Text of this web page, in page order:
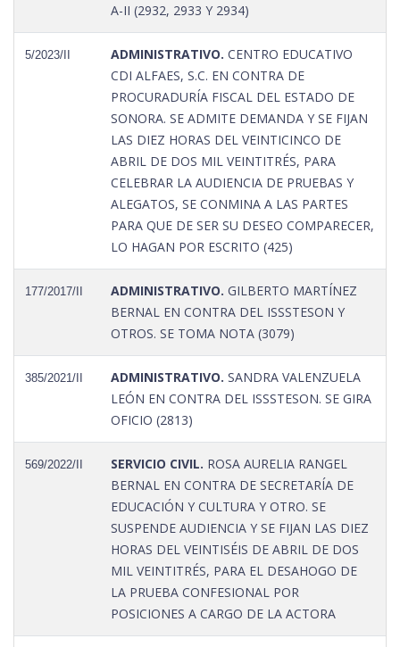
A-II (2932, 2933 Y 2934)
5/2023/II ADMINISTRATIVO. CENTRO EDUCATIVO
CDI ALFAES, S.C. EN CONTRA DE
PROCURADURÍA FISCAL DEL ESTADO DE
SONORA. SE ADMITE DEMANDA Y SE FIJAN
LAS DIEZ HORAS DEL VEINTICINCO DE
ABRIL DE DOS MIL VEINTITRÉS, PARA
CELEBRAR LA AUDIENCIA DE PRUEBAS Y
ALEGATOS, SE CONMINA A LAS PARTES
PARA QUE DE SER SU DESEO COMPARECER,
LO HAGAN POR ESCRITO (425)
177/2017/II ADMINISTRATIVO. GILBERTO MARTÍNEZ
BERNAL EN CONTRA DEL ISSSTESON Y
OTROS. SE TOMA NOTA (3079)
385/2021/II ADMINISTRATIVO. SANDRA VALENZUELA
LEÓN EN CONTRA DEL ISSSTESON. SE GIRA
OFICIO (2813)
569/2022/II SERVICIO CIVIL. ROSA AURELIA RANGEL
BERNAL EN CONTRA DE SECRETARÍA DE
EDUCACIÓN Y CULTURA Y OTRO. SE
SUSPENDE AUDIENCIA Y SE FIJAN LAS DIEZ
HORAS DEL VEINTISÉIS DE ABRIL DE DOS
MIL VEINTITRÉS, PARA EL DESAHOGO DE
LA PRUEBA CONFESIONAL POR
POSICIONES A CARGO DE LA ACTORA